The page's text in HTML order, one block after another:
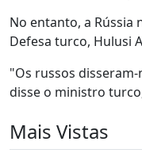
No entanto, a
Defesa turco, Hulusi
"Os russos
disse o ministro
Mais Vistas